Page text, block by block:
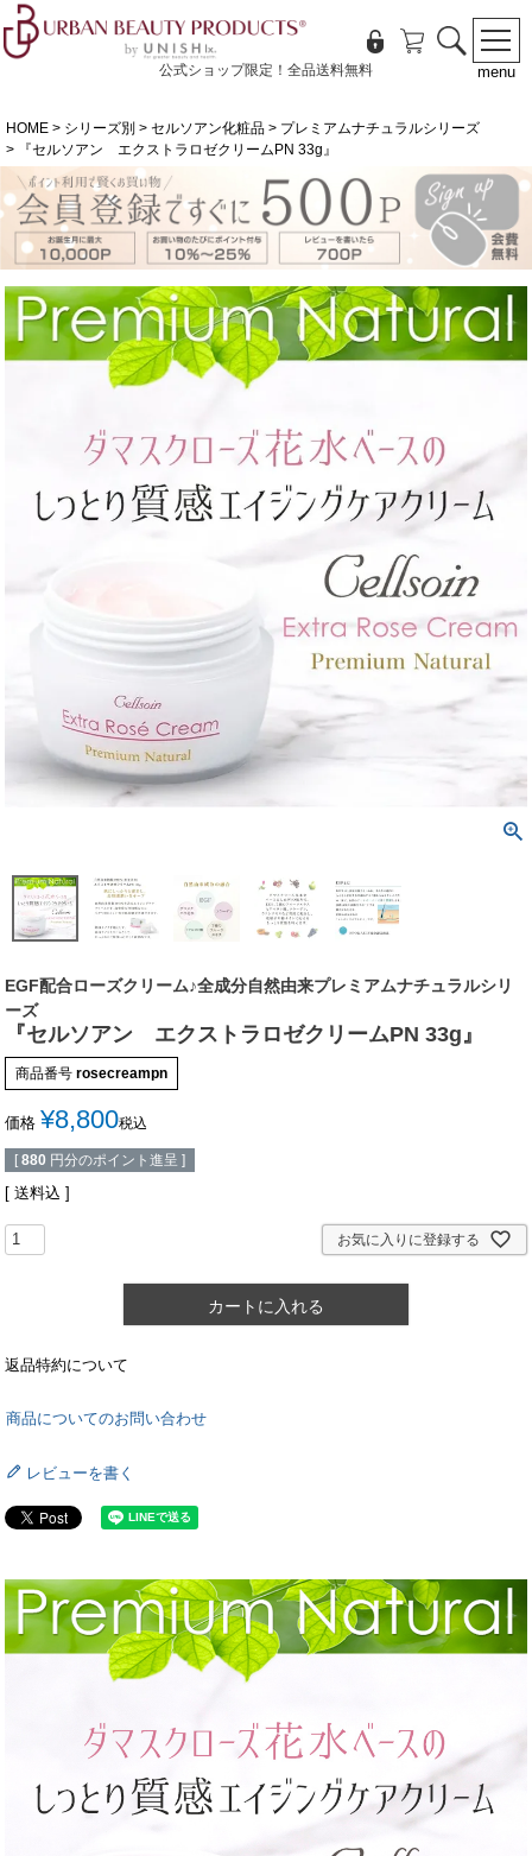
menu
公式ショップ限定！全品送料無料
HOME シリーズ別 セルソアン化粧品
プレミアムナチュラルシリーズ
『セルソアン エクストラロゼクリームPN 33g』
EGF配合ローズクリーム♪全成分自然由来プレミアムナチュラルシリ
ーズ
『セルソアン エクストラロゼクリームPN 33g』
商品番号 rosecreampn
価格 ¥8,800税込
[ 880 円分のポイント進呈 ]
送料込
お気に入りに登録する
カートに入れる
返品特約について
商品についてのお問い合わせ
レビューを書く